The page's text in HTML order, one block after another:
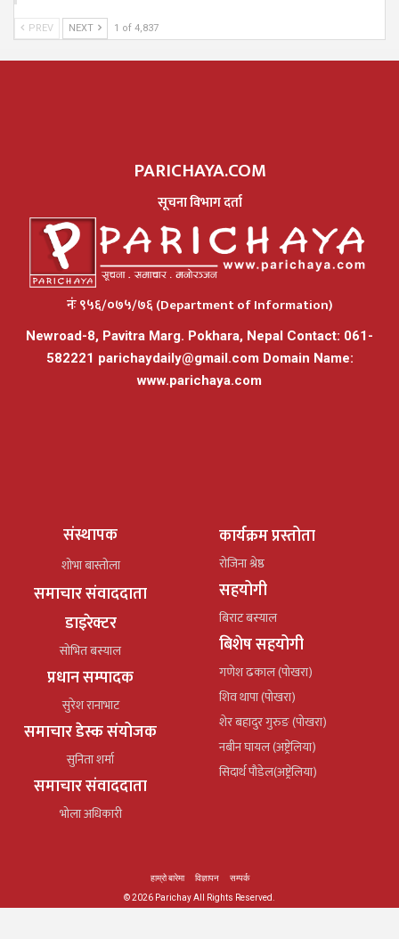
PREV NEXT 1 of 4,837
PARICHAYA.COM
सूचना विभाग दर्ता
नंः ९५६/०७५/७६ (Department of Information)
Newroad-8, Pavitra Marg. Pokhara, Nepal Contact: 061-
582221 parichaydaily@gmail.comDomain Name:
www.parichaya.com
संस्थापक
शोभा बास्तोला
समाचार संवाददाता
डाइरेक्टर
सोभित बस्याल
प्रधान सम्पादक
सुरेश रानाभाट
समाचार डेस्क संयोजक
सुनिता शर्मा
समाचार संवाददाता
भोला अधिकारी
कार्यक्रम प्रस्तोता
रोजिना श्रेष्ठ
सहयोगी
बिराट बस्याल
बिशेष सहयोगी
गणेश ढकाल (पोखरा)
शिव थापा (पोखरा)
शेर बहादुर गुरुङ (पोखरा)
नबीन घायल (अष्ट्रेलिया)
सिदार्थ पौडेल(अष्ट्रेलिया)
हाम्रो बारेमा विज्ञापन
सम्पर्क
© 2026 Parichay All Rights Reserved.